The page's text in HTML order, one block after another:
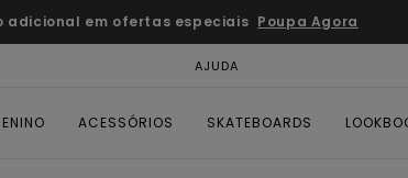
adicional em ofertas especiais Poupa Agora
AJUDA
ACESSÓRIOS SKATEBOARDS